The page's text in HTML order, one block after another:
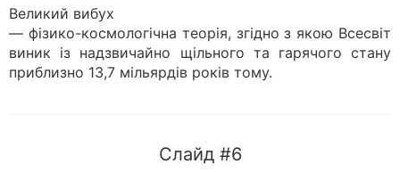
Великий вибух
— фізико-космологічна теорія, згідно з якою Всесвіт
виник із надзвичайно щільного та гарячого стану
приблизно 13,7 мільярдів років тому.
Слайд #6